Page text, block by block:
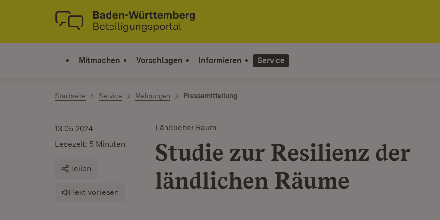
Zum Inhalt springen
Link zur Startseite
Mitmachen Vorschlagen Informieren Service
Startseite Service Meldungen Pressemitteilung
Ländlicher Raum
Studie zur Resilienz der
ländlichen Räume
13.05.2024
Lesezeit: 5 Minuten
Teilen
Text vorlesen